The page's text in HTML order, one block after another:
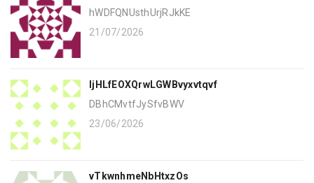
hWDFQNUsthUrjRJkKE
21/07/2026
ljHLfEOXQrwLGWBvyxvtqvf
DBhCMvtfJySfvBWV
23/06/2026
vTkwnhmeNbHtxzOs